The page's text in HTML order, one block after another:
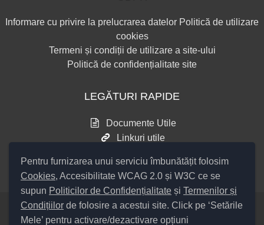
Pentru furnizarea unui serviciu îmbunătățit folosim
Cookies, Accesibilitate WCAG 2.0 și W3C ce se
supun Politicilor de Confidențialitate și Termenilor și
Condițiilor de folosire a acestui site. Click pe ‘Setările
Mele’ pentru activare/dezactivare opțiuni
Informare cu privire la prelucrarea datelor Politică de utilizare
cookies
Termeni și condiții de utilizare a site-ului
Politică de confidențialitate site
LEGĂTURI RAPIDE
Documente Utile
Linkuri utile
Setări Cookies și Accesibilitate